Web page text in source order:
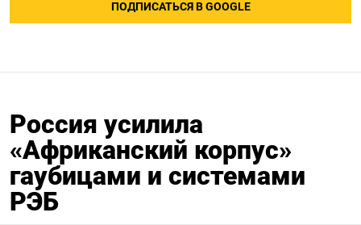
ПОДПИСАТЬСЯ В GOOGLE
Россия усилила
«Африканский корпус»
гаубицами и системами
РЭБ